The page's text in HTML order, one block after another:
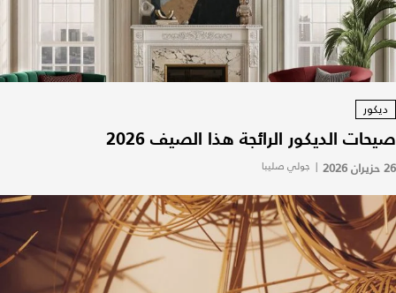
ديكور
صيحات الديكور الرائجة هذا الصيف 2026
26 حزيران 2026 | جولي صليبا